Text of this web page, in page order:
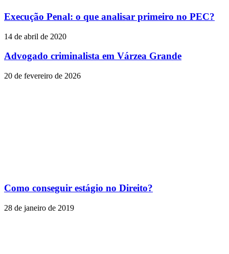
Execução Penal: o que analisar primeiro no PEC?
14 de abril de 2020
Advogado criminalista em Várzea Grande
20 de fevereiro de 2026
Como conseguir estágio no Direito?
28 de janeiro de 2019